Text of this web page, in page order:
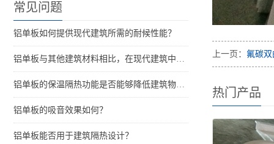
常见问题
铝单板如何提供现代建筑所需的耐候性能？
铝单板与其他建筑材料相比，在现代建筑中的优势是什么？
铝单板的保温隔热功能是否能够降低建筑物的能耗？
铝单板的吸音效果如何？
铝单板能否用于建筑隔热设计？
上一页： 氟碳
热门产品